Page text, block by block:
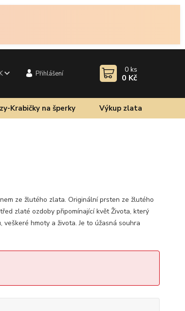
Přihlášení 0 ks
0 Kč
Krabičky na šperky Výkup zlata
ze žlutého zlata. Originální prsten ze žlutého
zlaté ozdoby připomínající květ Života, který
hmoty a života. Je to úžasná souhra